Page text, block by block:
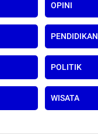
OPINI
PENDIDIKAN
POLITIK
WISATA